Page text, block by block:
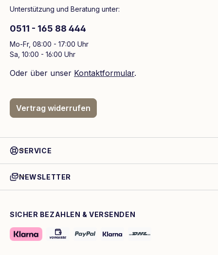
Unterstützung und Beratung unter:
0511 - 165 88 444
Mo-Fr, 08:00 - 17:00 Uhr
Sa, 10:00 - 16:00 Uhr
Oder über unser Kontaktformular.
Vertrag widerrufen
SERVICE
NEWSLETTER
SICHER BEZAHLEN & VERSENDEN